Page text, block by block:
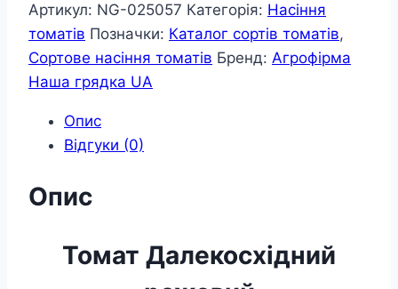
Артикул: NG-025057 Категорія: Насіння
томатів Позначки: Каталог сортів томатів,
Сортове насіння томатів Бренд: Агрофірма
Наша грядка UA
Опис
Відгуки (0)
Опис
Томат Далекосхідний